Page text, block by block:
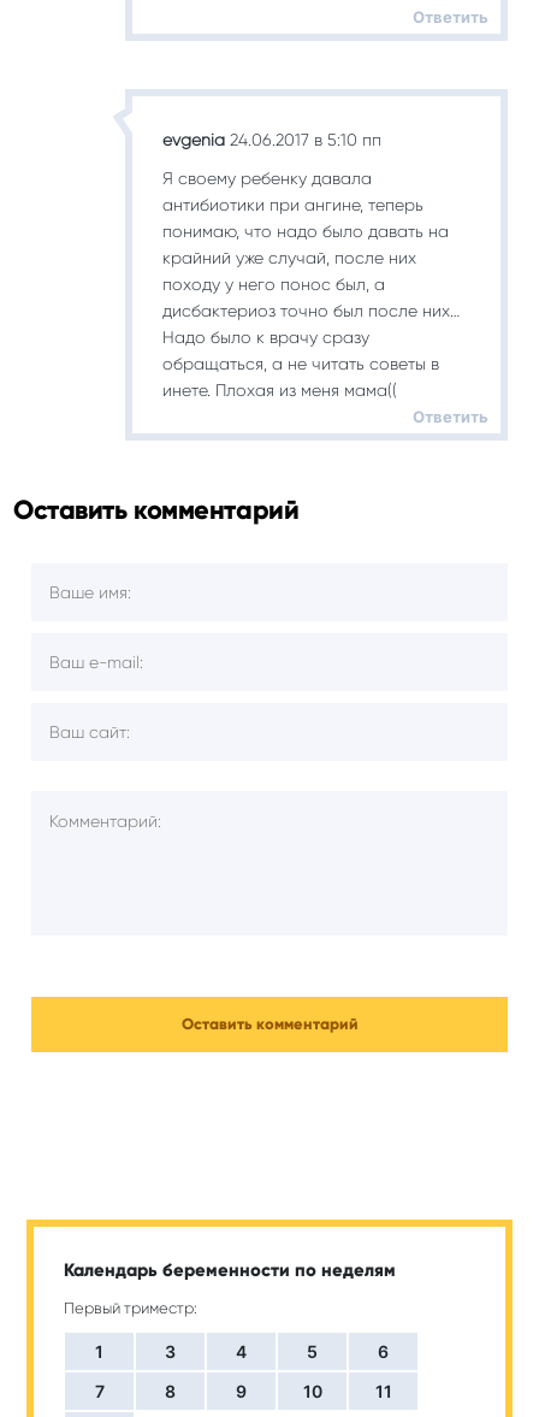
Ответить
evgenia 24.06.2017 в 5:10 пп
Я своему ребенку давала
антибиотики при ангине, теперь
понимаю, что надо было давать на
крайний уже случай, после них
походу у него понос был, а
дисбактериоз точно был после них…
Надо было к врачу сразу
обращаться, а не читать советы в
инете. Плохая из меня мама((
Ответить
Оставить комментарий
Календарь беременности по неделям
Первый триместр:
1 3 4 5
6
7
8 9 10
11